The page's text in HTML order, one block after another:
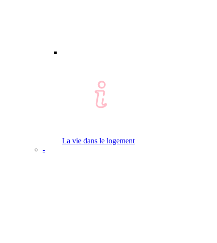
La vie dans le logement
-